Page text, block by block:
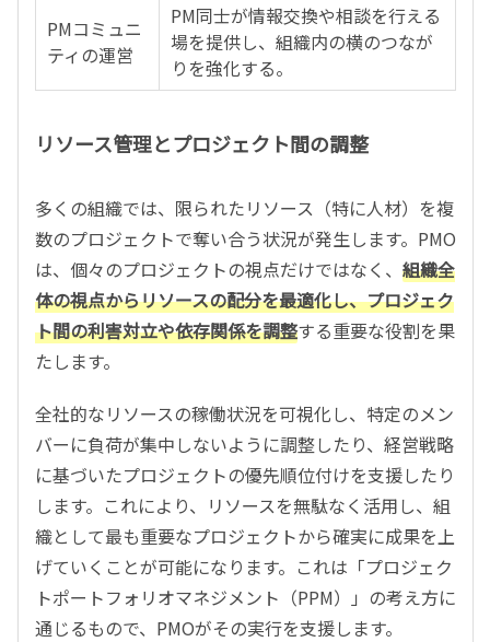
PMコミュニ
ティの運営
PM同士が情報交換や相談を行える
場を提供し、組織内の横のつなが
りを強化する。
リソース管理とプロジェクト間の調整
多くの組織では、限られたリソース（特に人材）を複
数のプロジェクトで奪い合う状況が発生します。PMO
は、個々のプロジェクトの視点だけではなく、 組織全
体の視点からリソースの配分を最適化し、プロジェク
ト間の利害対立や依存関係を調整する重要な役割を果
たします。
全社的なリソースの稼働状況を可視化し、特定のメン
バーに負荷が集中しないように調整したり、経営戦略
に基づいたプロジェクトの優先順位付けを支援したり
します。これにより、リソースを無駄なく活用し、組
織として最も重要なプロジェクトから確実に成果を上
げていくことが可能になります。これは「プロジェク
トポートフォリオマネジメント（PPM）」の考え方に
通じるもので、PMOがその実行を支援します。